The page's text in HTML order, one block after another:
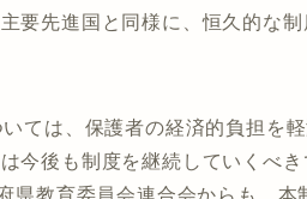
要先進国と同様に、恒久的な制
ては、保護者の経済的負担を軽
今後も制度を継続していくべき